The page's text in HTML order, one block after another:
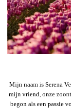
Mijn naam is Serena
mijn vriend, onze
begon als een passie